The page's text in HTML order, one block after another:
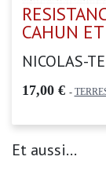
CAHUN
NICOLAS-
17,00 € -
Et aussi...